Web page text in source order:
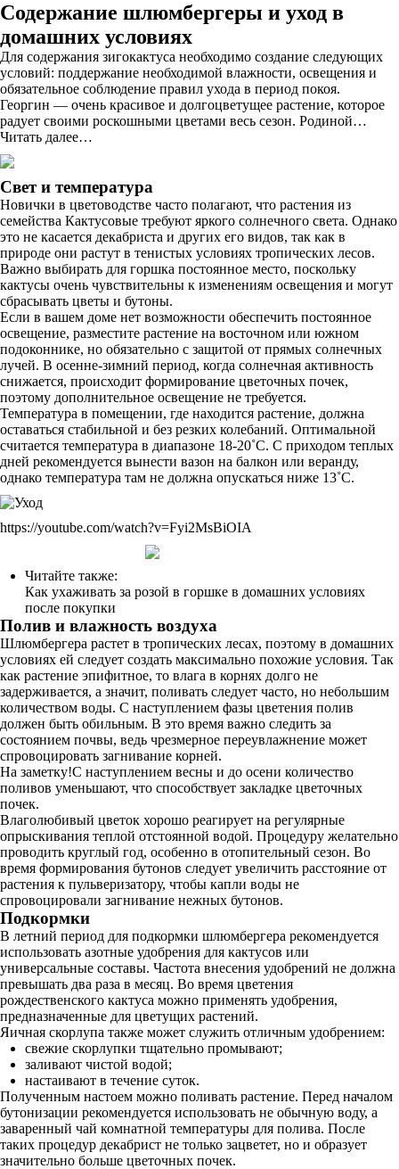
Содержание шлюмбергеры и уход в
домашних условиях
Для содержания зигокактуса необходимо создание следующих
условий: поддержание необходимой влажности, освещения и
обязательное соблюдение правил ухода в период покоя.
Георгин — очень красивое и долгоцветущее растение, которое
радует своими роскошными цветами весь сезон. Родиной…
Читать далее…
Свет и температура
Новички в цветоводстве часто полагают, что растения из
семейства Кактусовые требуют яркого солнечного света. Однако
это не касается декабриста и других его видов, так как в
природе они растут в тенистых условиях тропических лесов.
Важно выбирать для горшка постоянное место, поскольку
кактусы очень чувствительны к изменениям освещения и могут
сбрасывать цветы и бутоны.
Если в вашем доме нет возможности обеспечить постоянное
освещение, разместите растение на восточном или южном
подоконнике, но обязательно с защитой от прямых солнечных
лучей. В осенне-зимний период, когда солнечная активность
снижается, происходит формирование цветочных почек,
поэтому дополнительное освещение не требуется.
Температура в помещении, где находится растение, должна
оставаться стабильной и без резких колебаний. Оптимальной
считается температура в диапазоне 18-20˚С. С приходом теплых
дней рекомендуется вынести вазон на балкон или веранду,
однако температура там не должна опускаться ниже 13˚С.
https://youtube.com/watch?v=Fyi2MsBiOIA
Читайте также:
Как ухаживать за розой в горшке в домашних условиях
после покупки
Полив и влажность воздуха
Шлюмбергера растет в тропических лесах, поэтому в домашних
условиях ей следует создать максимально похожие условия. Так
как растение эпифитное, то влага в корнях долго не
задерживается, а значит, поливать следует часто, но небольшим
количеством воды. С наступлением фазы цветения полив
должен быть обильным. В это время важно следить за
состоянием почвы, ведь чрезмерное переувлажнение может
спровоцировать загнивание корней.
На заметку!С наступлением весны и до осени количество
поливов уменьшают, что способствует закладке цветочных
почек.
Влаголюбивый цветок хорошо реагирует на регулярные
опрыскивания теплой отстоянной водой. Процедуру желательно
проводить круглый год, особенно в отопительный сезон. Во
время формирования бутонов следует увеличить расстояние от
растения к пульверизатору, чтобы капли воды не
спровоцировали загнивание нежных бутонов.
Подкормки
В летний период для подкормки шлюмбергера рекомендуется
использовать азотные удобрения для кактусов или
универсальные составы. Частота внесения удобрений не должна
превышать два раза в месяц. Во время цветения
рождественского кактуса можно применять удобрения,
предназначенные для цветущих растений.
Яичная скорлупа также может служить отличным удобрением:
свежие скорлупки тщательно промывают;
заливают чистой водой;
настаивают в течение суток.
Полученным настоем можно поливать растение. Перед началом
бутонизации рекомендуется использовать не обычную воду, а
заваренный чай комнатной температуры для полива. После
таких процедур декабрист не только зацветет, но и образует
значительно больше цветочных почек.